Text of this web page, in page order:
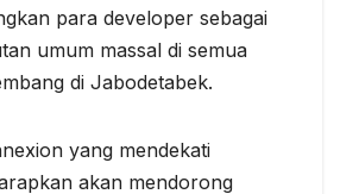
para developer sebagai
umum massal di semua
di Jabodetabek.
yang mendekati
akan mendorong